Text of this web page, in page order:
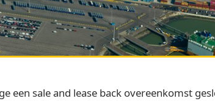
een sale and lease back overeenkomst